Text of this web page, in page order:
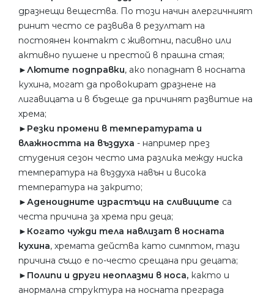
дразнещи вещества. По този начин алергичният
ринит често се развива в резултат на
постоянен контакт с животни, пасивно или
активно пушене и престой в прашна стая;
►Лютите подправки, ако попаднат в носната
кухина, могат да провокират дразнене на
лигавицата и в бъдеще да причинят развитие на
хрема;
►Резки промени в температурата и
влажността на въздуха - например през
студения сезон често има разлика между ниска
температура на въздуха навън и висока
температура на закрито;
►Аденоидните израстъци на сливиците са
честа причина за хрема при деца;
► Когато чужди тела навлизат в носната
кухина, хремата действа като симптом, тази
причина също е по-често срещана при децата;
► Полипи и други неоплазми в носа, както и
анормална структура на носната преграда